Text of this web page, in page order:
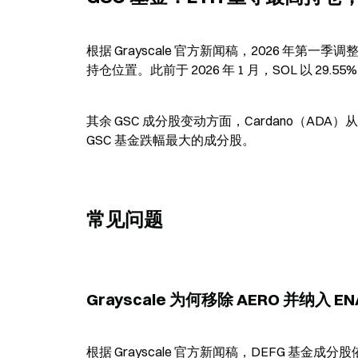
根据 Grayscale 官方新闻稿，2026 年第一季调
持仓位置。此前于 2026 年 1 月，SOL 以
其余 GSC 成分股变动方面，Cardano（ADA）
GSC 基金跌幅最大的成分股。
常见问题
Grayscale 为何移除 AERO 并纳入
根据 Grayscale 官方新闻稿，DEFG 基金成分